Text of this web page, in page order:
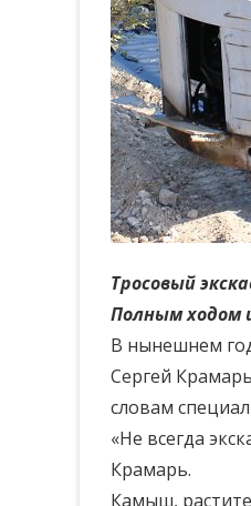
Тросовый
Полным ходом
В нынешнем
Сергей
словам
«Не всегда
Крамарь.
Камыш,